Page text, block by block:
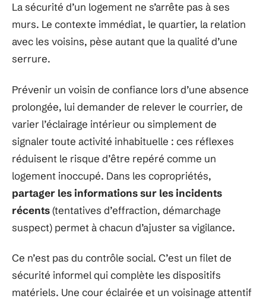
La sécurité d’un logement ne s’arrête pas à ses
murs. Le contexte immédiat, le quartier, la relation
avec les voisins, pèse autant que la qualité d’une
serrure.
Prévenir un voisin de confiance lors d’une absence
prolongée, lui demander de relever le courrier, de
varier l’éclairage intérieur ou simplement de
signaler toute activité inhabituelle : ces réflexes
réduisent le risque d’être repéré comme un
logement inoccupé. Dans les copropriétés,
partager les informations sur les incidents
récents(tentatives d’effraction, démarchage
suspect) permet à chacun d’ajuster sa vigilance.
Ce n’est pas du contrôle social. C’est un filet de
sécurité informel qui complète les dispositifs
matériels. Une cour éclairée et un voisinage attentif